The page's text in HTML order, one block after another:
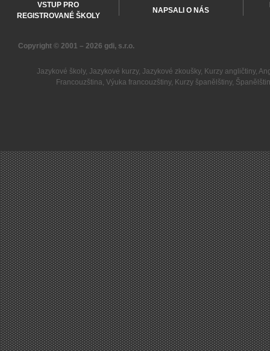
VSTUP PRO
REGISTROVANÉ ŠKOLY
NAPSALI O NÁS
Copyright © 2001 – 2026 gdi, s.r.o.
Jazykové školy, Jazykové kurzy, Jazykové zkoušky, Kurzy angličtiny,
Francouzština,Výuka francouzštiny, Kurzy španělštiny,